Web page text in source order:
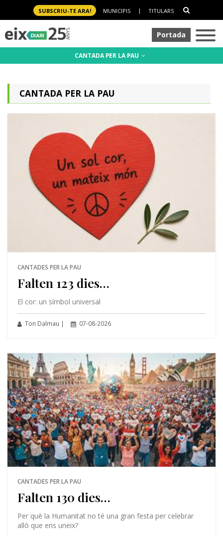
SUBSCRIU-TE ARA! MUNICIPIS | TITULARS
Portada
CANTADA PER LA PAU
CANTADA PER LA PAU
CANTADES PER LA PAU
Falten 123 dies…
El cor: un símbol universal
Ton Dalmau | 07-08-2026
CANTADES PER LA PAU
Falten 130 dies…
Per què la Humanitat no té una gran festa per celebrar
allò que ens uneix?